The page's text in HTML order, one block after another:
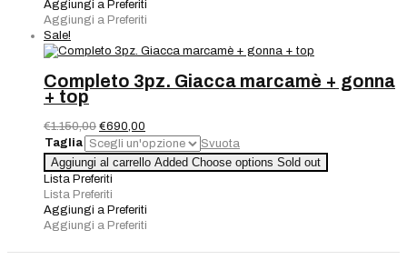
inserto
rete
petto
e
schiena
quantità
Aggiungi a Preferiti
Aggiungi a Preferiti
Sale!
Completo 3pz. Giacca marcamè + gonna
+ top
€1.150,00 Il
prezzo
originale
era:
€1.150,00.
€690,00
prezzo
attuale
è:
Taglia
Svuota
Completo
3pz.
Giacca
marcamè
+
+
Aggiungi al carrello Added Choose options Sold out
Lista Preferiti
Lista Preferiti
Aggiungi a Preferiti
Aggiungi a Preferiti